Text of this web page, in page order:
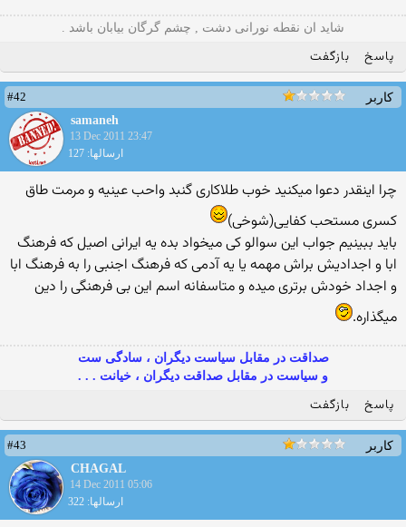
شاید ان نقطه نورانی دشت , چشم گرگان بیابان باشد .
پاسخ بازگفت
کاربر
#42
samaneh
13 Dec 2011 23:47
ارسالها: 127
چرا اینقدر دعوا میکنید خوب طلاکاری گنبد واحب عینیه و مرمت طاق
کسری مستحب کفایی(شوخی)
باید ببینیم جواب این سوالو کی میخواد بده یه ایرانی اصیل که فرهنگ
ابا و اجدادیش براش مهمه یا یه آدمی که فرهنگ اجنبی را به فرهنگ ابا
و اجداد خودش برتری میده و متاسفانه اسم این بی فرهنگی را دین
میگذاره.
صداقت در مقابل سیاست دیگران ، سادگی ست
و سیاست در مقابل صداقت دیگران ، خیانت . . .
پاسخ بازگفت
کاربر
#43
CHAGAL
14 Dec 2011 05:06
ارسالها: 322